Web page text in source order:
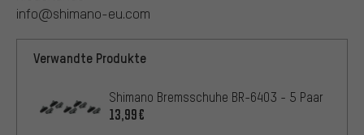
info@shimano-eu.com
Verwandte Produkte
Shimano Bremsschuhe BR-6403 - 5 Paar
13,99€